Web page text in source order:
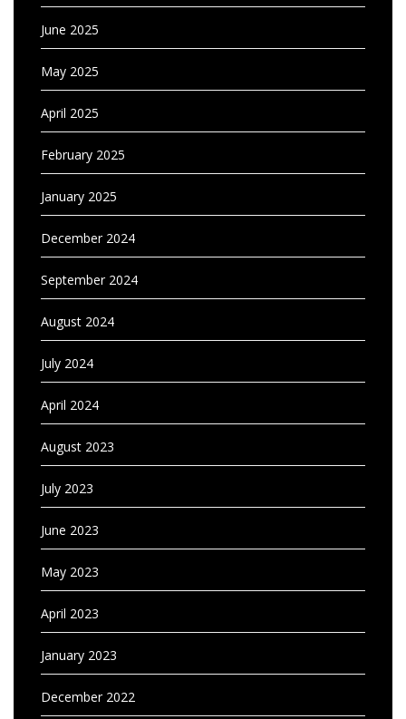
June 2025
May 2025
April 2025
February 2025
January 2025
December 2024
September 2024
August 2024
July 2024
April 2024
August 2023
July 2023
June 2023
May 2023
April 2023
January 2023
December 2022